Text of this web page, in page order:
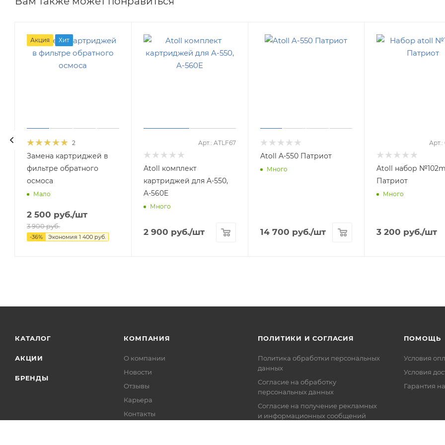
Акция Хит
2
Замена картриджей в
фильтре обратного
осмоса
Мало
2 500 руб./шт
3 900руб.
-36% Экономия 1 400 руб.
Арт.: ATLF67
Atoll комплект
картриджей для A-550,
A-560E
Много
2 900 руб./шт
Atoll A-550 Патриот
Много
14 700 руб./шт
Арт.:
Atoll набор №102m
Патриот
Много
3 200 руб./шт
КАТАЛОГ
АКЦИИ
БРЕНДЫ
КОМПАНИЯ
О компании
Новости
Отзывы
Карьера
Контакты
ПОЛИТИКИ И СОГЛАСИЯ
Политика обработки персональных
данных
Согласие на обработку
персональных данных
Согласие на получение рекламных
и информационных сообщений
ПОМОЩЬ
Условия
Условия
Гарантия